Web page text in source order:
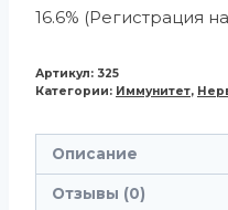
16.6% (Регистрация
Артикул: 325
Категории: Иммунитет,
Описание
Отзывы (0)